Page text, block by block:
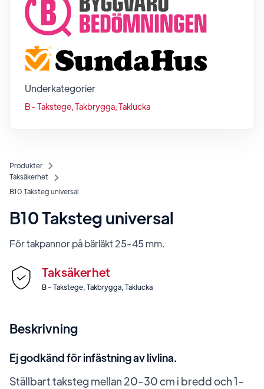
Produkter
Taksäkerhet
B10 Taksteg universal
B10 Taksteg universal
För takpannor på bärläkt 25-45 mm.
Taksäkerhet
B - Takstege, Takbrygga, Taklucka
Beskrivning
Ej godkänd för infästning av livlina.
Ställbart taksteg mellan 20-30 cm i bredd och 1-
Underkategorier
B - Takstege, Takbrygga, Taklucka